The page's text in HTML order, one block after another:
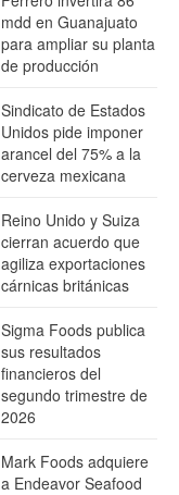
mdd en Guanajuato
para ampliar su planta
de producción
Sindicato de Estados
Unidos pide imponer
arancel del 75% a la
cerveza mexicana
Reino Unido y Suiza
cierran acuerdo que
agiliza exportaciones
cárnicas británicas
Sigma Foods publica
sus resultados
financieros del
segundo trimestre de
2026
Mark Foods adquiere
a Endeavor Seafood